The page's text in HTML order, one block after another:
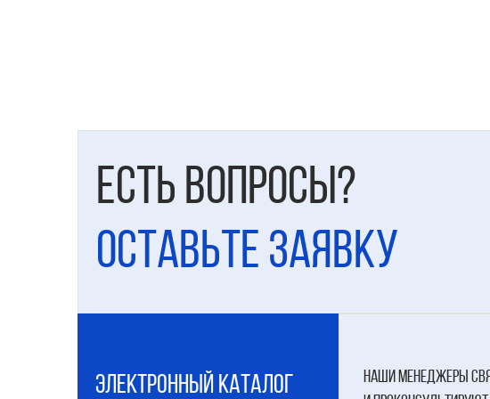
Есть вопросы?
Оставьте заявку
электронный каталог
наши менеджеры